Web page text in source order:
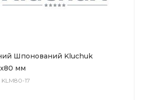
Шпонований Kluchuk
мм
KLM80-17